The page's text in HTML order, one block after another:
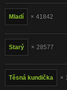
Mladí 41842
Starý 28577
Těsná kundička